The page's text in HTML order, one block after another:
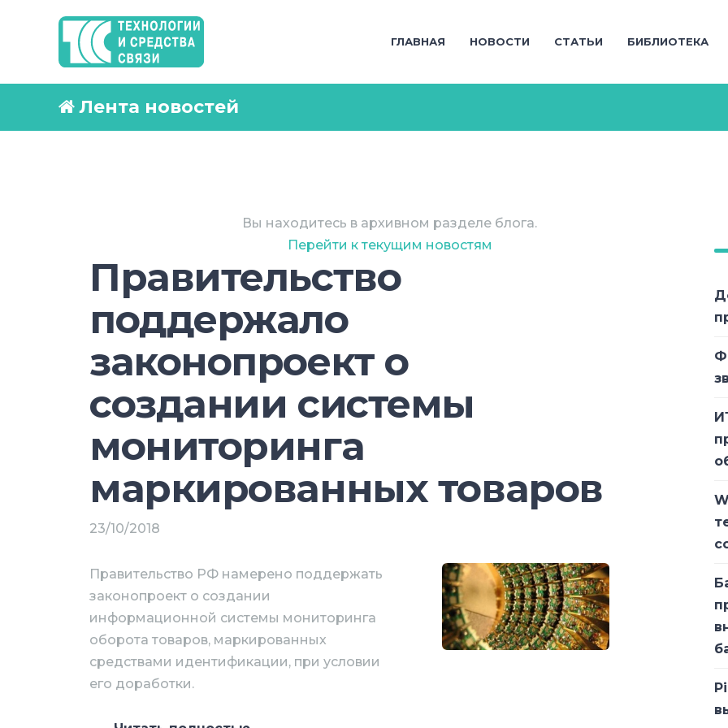
ГЛАВНАЯ НОВОСТИ СТАТЬИ БИБЛИОТЕКА
Лента новостей
Вы находитесь в архивном разделе блога.
Перейти к текущим новостям
Правительство
поддержало
законопроект о
создании системы
мониторинга
маркированных товаров
23/10/2018
Правительство РФ намерено поддержать
законопроект о создании
информационной системы мониторинга
оборота товаров, маркированных
средствами идентификации, при условии
его доработки.